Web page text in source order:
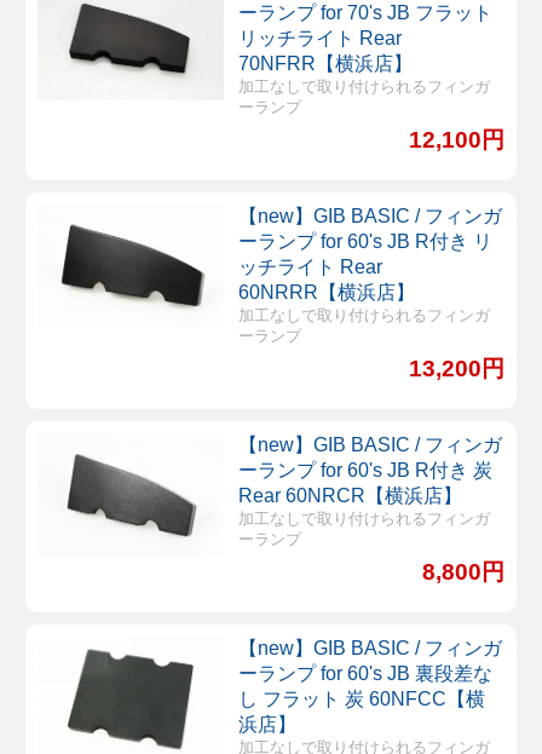
ーランプ for 70's JB フラット
リッチライト Rear
70NFRR【横浜店】
加工なしで取り付けられるフィンガ
ーランプ
12,100円
【new】GIB BASIC / フィンガ
ーランプ for 60's JB R付き リ
ッチライト Rear
60NRRR【横浜店】
加工なしで取り付けられるフィンガ
ーランプ
13,200円
【new】GIB BASIC / フィンガ
ーランプ for 60's JB R付き 炭
Rear 60NRCR【横浜店】
加工なしで取り付けられるフィンガ
ーランプ
8,800円
【new】GIB BASIC / フィンガ
ーランプ for 60's JB 裏段差な
し フラット 炭 60NFCC【横
浜店】
加工なしで取り付けられるフィンガ